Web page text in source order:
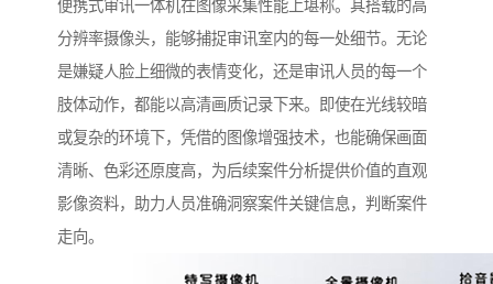
便携式审讯一体机在图像采集性能上堪称。其搭载的高
分辨率摄像头，能够捕捉审讯室内的每一处细节。无论
是嫌疑人脸上细微的表情变化，还是审讯人员的每一个
肢体动作，都能以高清画质记录下来。即使在光线较暗
或复杂的环境下，凭借的图像增强技术，也能确保画面
清晰、色彩还原度高，为后续案件分析提供价值的直观
影像资料，助力人员准确洞察案件关键信息，判断案件
走向。​